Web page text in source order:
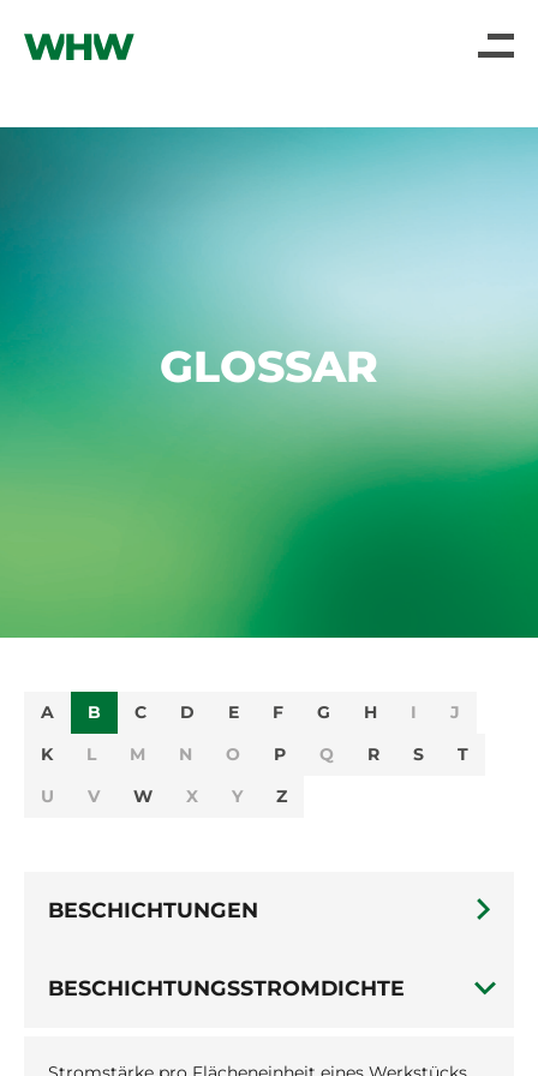
GLOSSAR
A B C D E F G H I
J
K
L M N O P Q R S
T
U
V W X Y Z
BESCHICHTUNGEN
BESCHICHTUNGSSTROMDICHTE